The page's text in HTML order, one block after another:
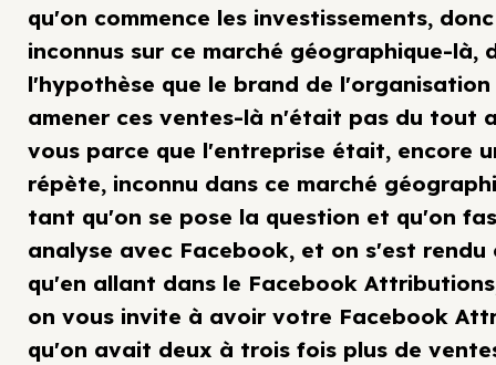
qu'on commence les investissements,
inconnus sur ce marché géographique-là,
l'hypothèse que le brand de
amener ces ventes-là n'était pas du tout
vous parce que l'entreprise était, encore
répète, inconnu dans ce marché
tant qu'on se pose la question et qu'on
analyse avec Facebook, et on s'est rendu
qu'en allant dans le Facebook
on vous invite à avoir votre Facebook
qu'on avait deux à trois fois plus de